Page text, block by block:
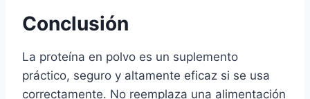
Conclusión
La proteína en polvo es un suplemento
práctico, seguro y altamente eficaz si se usa
correctamente. No reemplaza una alimentación